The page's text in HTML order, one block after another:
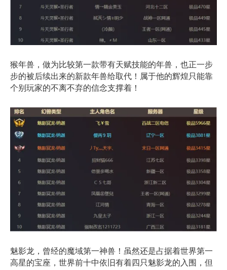
猴年兽，做为比较第一款带有天赋技能的年兽，也正一步
步的被后续出来的新款年兽给取代！属于他的辉煌只能靠
个别玩家的不离不弃的信念支撑着！
魅影龙，曾经的魔域第一神兽！虽然还是占据着世界第一
高星的宝座，世界前十中依旧有着四只魅影龙的入围，但